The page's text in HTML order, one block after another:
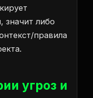
значит либо
правила
угроз и